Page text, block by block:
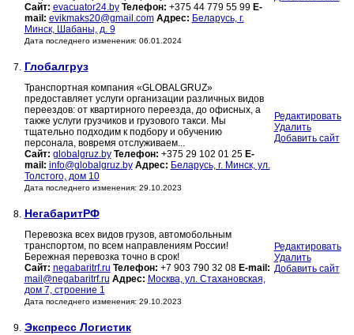
Сайт: evacuator24.by Телефон: +375 44 779 55 99 E-
mail: evikmaks20@gmail.com Адрес: Беларусь, г.
Минск, Шабаны, д. 9
Дата последнего изменения: 06.01.2024
7. Глобалгруз
Транспортная компания «GLOBALGRUZ»
предоставляет услуги организации различных видов
переездов: от квартирного переезда, до офисных, а
также услуги грузчиков и грузового такси. Мы
тщательно подходим к подбору и обучению
персонала, вовремя отслуживаем...
Сайт: globalgruz.by Телефон: +375 29 102 01 25 E-
mail: info@globalgruz.by Адрес: Беларусь, г. Минск, ул.
Толстого, дом 10
Дата последнего изменения: 29.10.2023
Редактировать
Удалить
Добавить сайт
8. НегабаритРФ
Перевозка всех видов грузов, автомобольным
транспортом, по всем направлениям России!
Бережная перевозка точно в срок!
Сайт: negabaritrf.ru Телефон: +7 903 790 32 08 E-mail:
mail@negabaritrf.ru Адрес: Москва, ул. Стахановская,
дом 7, строение 1
Дата последнего изменения: 29.10.2023
Редактировать
Удалить
Добавить сайт
9. Экспресс Логистик